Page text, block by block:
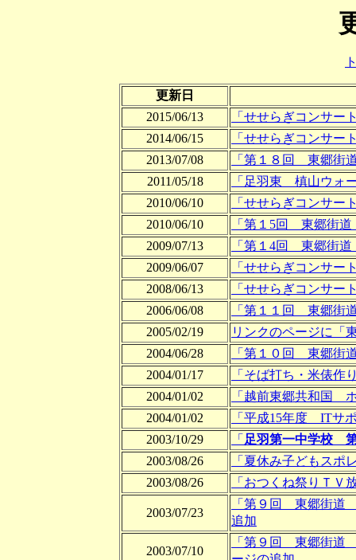
更新日
2015/06/13
「せせらぎコンサー
2014/06/15
「せせらぎコンサー
2013/07/08
「第１８回 東郷街
2011/05/18
「足羽東 槙山ウォ
2010/06/10
「せせらぎコンサー
2010/06/10
「第１5回 東郷街
2009/07/13
「第１4回 東郷街
2009/06/07
「せせらぎコンサー
2008/06/13
「せせらぎコンサー
2006/06/08
「第１１回 東郷街
2005/02/19
リンクのページに「
2004/06/28
「第１０回 東郷街
2004/01/17
「そば打ち・米俵作
2004/01/02
「 越前東郷共和国
2004/01/02
「平成15年度 ITサ
2003/10/29
「 足羽第一中学校
2003/08/26
「夏休み子どもスポ
2003/08/26
「おつくね祭りＴＶ
2003/07/23
「第９回 東郷街道
追加
2003/07/10
「第９回 東郷街道